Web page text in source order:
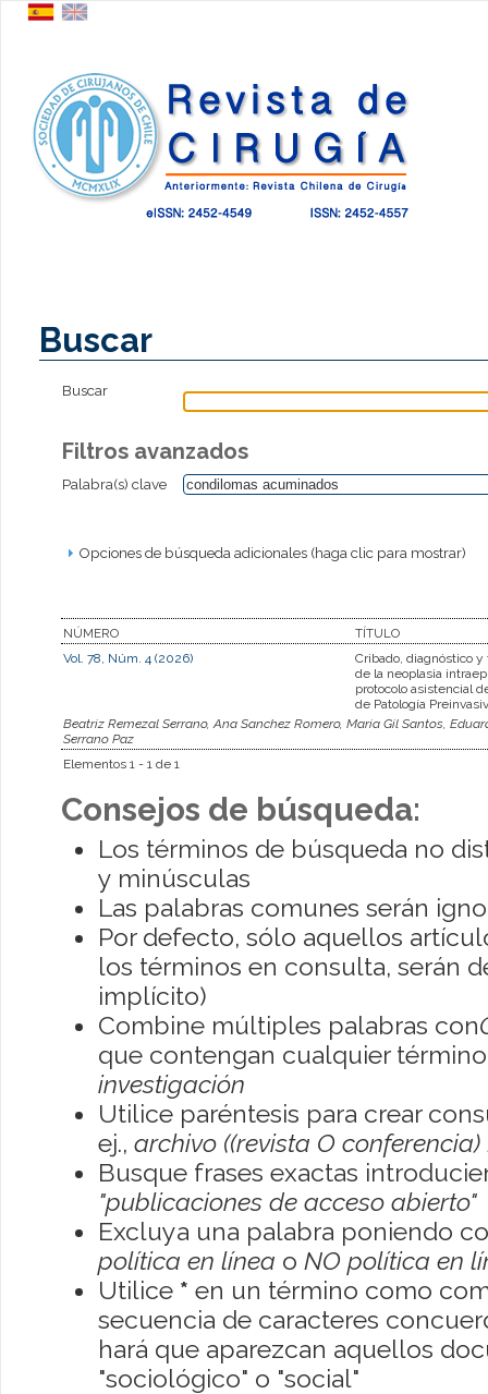
Buscar
Buscar
Filtros avanzados
Palabra(s) clave
Opciones de búsqueda adicionales (haga clic para mostrar)
NÚMERO
TÍTULO
Vol. 78, Núm. 4 (2026)
Cribado, diagnóstico
de la neoplasia
protocolo asistencial
de Patología
Beatriz Remezal Serrano, Ana Sanchez Romero, Maria Gil Santos,
Serrano Paz
Elementos 1 - 1 de 1
Consejos de búsqueda:
Los términos de búsqueda no
y minúsculas
Las palabras comunes serán
Por defecto, sólo aquellos
los términos en consulta, serán
implícito)
Combine múltiples palabras con
que contengan cualquier
investigación
Utilice paréntesis para crear
ej., archivo ((revista O conferencia)
Busque frases exactas
"publicaciones de acceso abierto"
Excluya una palabra poniendo
política en línea o NO política en
Utilice * en un término como
secuencia de caracteres
hará que aparezcan aquellos
"sociológico" o "social"